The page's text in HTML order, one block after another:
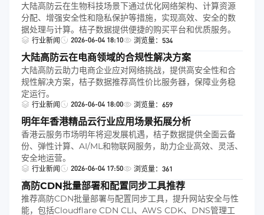
大陆高防云在生物科技场景下通过优化网络架构、计算资源
分配、增强安全性和隐私保护等措施，实现高效、安全的数
据处理与计算。桔子数据提供便捷的购买平台和优质服务。
行业新闻 2026-06-04 18:10 浏览量：534
大陆高防云在电商领域的合规性解决方案
大陆高防云助力电商企业应对网络挑战，提供高安全性和合
规性解决方案，桔子数据推荐高性价比服务器，保障业务稳
定运行。
行业新闻 2026-06-04 18:00 浏览量：659
明年年香港精品云行业应用场景拓展分析
香港云服务市场明年将迎发展机遇，桔子数据提供全面云备
份、弹性计算、AI/ML和物联网服务，助力企业高效、灵活、
安全地运营。
行业新闻 2026-06-04 17:50 浏览量：361
高防CDN批量部署和配置同步工具推荐
推荐高防CDN批量部署与配置同步工具，提升网站安全与性
能，包括Cloudflare CDN CLI、AWS CDK、DNS管理工